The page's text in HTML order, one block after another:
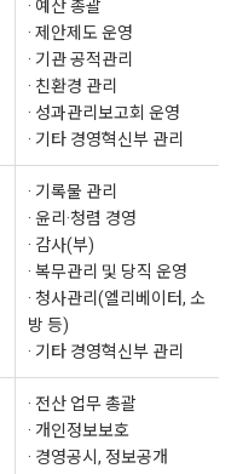
· 예산 총괄
· 제안제도 운영
· 기관 공적관리
· 친환경 관리
· 성과관리보고회 운영
· 기타 경영혁신부 관리
· 기록물 관리
· 윤리·청렴 경영
· 감사(부)
· 복무관리 및 당직 운영
· 청사관리(엘리베이터, 소
방 등)
· 기타 경영혁신부 관리
· 전산 업무 총괄
· 개인정보보호
· 경영공시, 정보공개